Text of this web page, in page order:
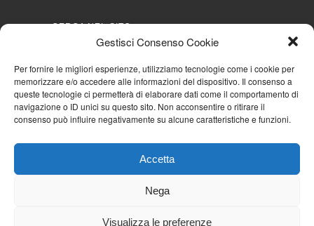
Gestisci Consenso Cookie
Per fornire le migliori esperienze, utilizziamo tecnologie come i cookie per
memorizzare e/o accedere alle informazioni del dispositivo. Il consenso a
queste tecnologie ci permetterà di elaborare dati come il comportamento di
navigazione o ID unici su questo sito. Non acconsentire o ritirare il
consenso può influire negativamente su alcune caratteristiche e funzioni.
Accetta
Nega
Visualizza le preferenze
CERCA NEL SITO
NAVIGA PER
Mappa completa
Cookie Policy (UE)
Iscriviti alla Community AziendaCondominio